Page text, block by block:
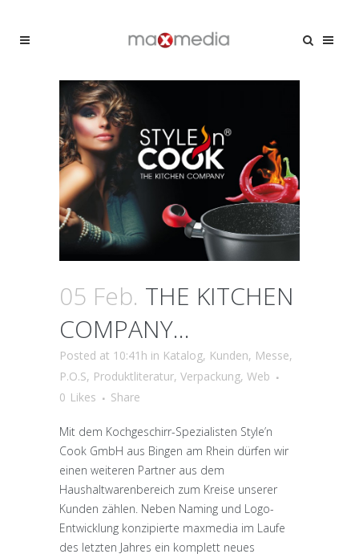
05 Feb. THE KITCHEN
COMPANY…
Posted at 10:41h in Katalog, Kunden, Messe,
P.O.S, Produktliteratur, Verpackung, Web
0 Likes Share
Mit dem Kochgeschirr-Spezialisten Style’n
Cook GmbH aus Bingen am Rhein dürfen wir
einen weiteren Partner aus dem
Haushaltwarenbereich zum Kreise unserer
Kunden zählen. Neben Naming und Logo-
Entwicklung konzipierte maxmedia im Laufe
des letzten Jahres ein komplett neues